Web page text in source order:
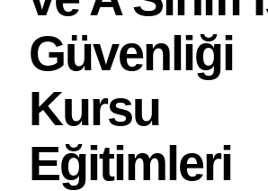
Güvenliği
Kursu
Eğitimleri